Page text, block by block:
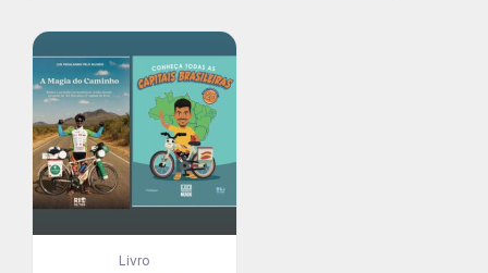
Livro